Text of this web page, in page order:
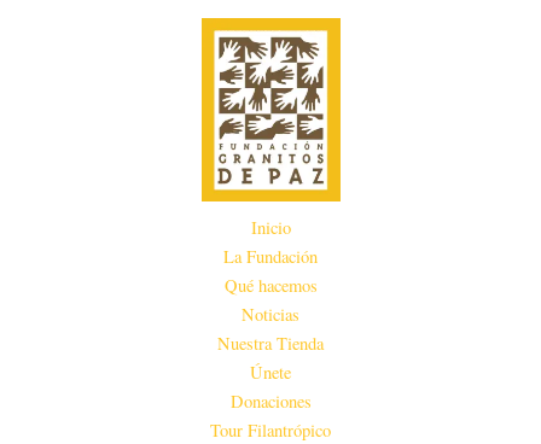
Inicio
La Fundación
Qué hacemos
Noticias
Nuestra Tienda
Únete
Donaciones
Tour Filantrópico